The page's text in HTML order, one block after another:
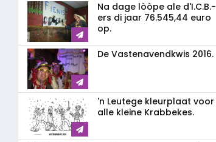
Na dage lòòpe ale d'I.C.B.-
ers di jaar 76.545,44 euro
op.
De Vastenavendkwis 2016.
'n Leutege kleurplaat voor
alle kleine Krabbekes.